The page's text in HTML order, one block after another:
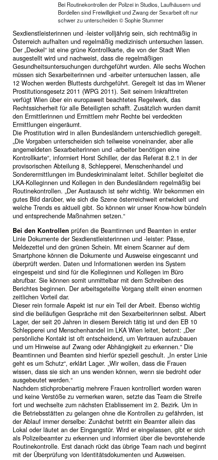
Bei Routinekontrollen der Polizei in Studios, Laufhäusern und
Bordellen sind Freiwilligkeit und Zwang der Sexarbeit oft nur
schwer zu unterscheiden © Sophie Stummer
Sexdienstleisterinnen und -leister volljährig sein, sich rechtmäßig in
Österreich aufhalten und regelmäßig medizinisch untersuchen lassen.
Der „Deckel“ ist eine grüne Kontrollkarte, die von der Stadt Wien
ausgestellt wird und nachweist, dass die regelmäßigen
Gesundheitsuntersuchungen durchgeführt wurden. Alle sechs Wochen
müssen sich Sexarbeiterinnen und -arbeiter untersuchen lassen, alle
12 Wochen werden Bluttests durchgeführt. Geregelt ist das im Wiener
Prostitutionsgesetz 2011 (WPG 2011). Seit seinem Inkrafttreten
verfügt Wien über ein europaweit beachtetes Regelwerk, das
Rechtssicherheit für alle Beteiligten schafft. Zusätzlich wurden damit
den Ermittlerinnen und Ermittlern mehr Rechte bei verdeckten
Ermittlungen eingeräumt.
Die Prostitution wird in allen Bundesländern unterschiedlich geregelt.
„Die Vorgaben unterscheiden sich teilweise voneinander, aber alle
angemeldeten Sexarbeiterinnen und -arbeiter benötigen eine
Kontrollkarte“, informiert Horst Schiller, der das Referat 8.2.1 in der
provisorischen Abteilung 8, Schlepperei, Menschenhandel und
Sonderermittlungen im Bundeskriminalamt leitet. Schiller begleitet die
LKA-Kolleginnen und Kollegen in den Bundesländern regelmäßig bei
Routinekontrollen. „Der Austausch ist sehr wichtig. Wir bekommen ein
gutes Bild darüber, wie sich die Szene österreichweit entwickelt und
welche Trends es aktuell gibt. So können wir unser Know-how bündeln
und entsprechende Maßnahmen setzen.“
Bei den Kontrollen prüfen die Beamtinnen und Beamten in erster
Linie Dokumente der Sexdienstleisterinnen und -leister: Pässe,
Meldezettel und den grünen Schein. Mit einem Scanner auf dem
Smartphone können die Dokumente und Ausweise eingescannt und
überprüft werden. Daten und Informationen werden ins System
eingespeist und sind für die Kolleginnen und Kollegen im Büro
abrufbar. Sie können somit unmittelbar mit dem Schreiben des
Berichtes beginnen. Der arbeitsgeteilte Vorgang stellt einen enormen
zeitlichen Vorteil dar.
Dieser rein formale Aspekt ist nur ein Teil der Arbeit. Ebenso wichtig
sind die beiläufigen Gespräche mit den Sexarbeiterinnen selbst. Albert
Lager, der seit 20 Jahren in diesem Bereich tätig ist und den EB 10
Schlepperei und Menschenhandel im LKA Wien leitet, betont: „Der
persönliche Kontakt ist oft entscheidend, um Vertrauen aufzubauen
und um Hinweise auf Zwang oder Abhängigkeit zu erkennen.“ Die
Beamtinnen und Beamten sind hierfür speziell geschult. „In erster Linie
geht es um Schutz“, erklärt Lager. „Wir wollen, dass die Frauen
wissen, dass sie sich an uns wenden können, wenn sie bedroht oder
ausgebeutet werden.“
Nachdem stichprobenartig mehrere Frauen kontrolliert worden waren
und keine Verstöße zu vermerken waren, setzte das Team die Streife
fort und wechselte zum nächsten Etablissement im 2. Bezirk. Um in
die Betriebsstätten zu gelangen ohne die Kontrollen zu gefährden, ist
der Ablauf immer derselbe: Zunächst betritt ein Beamter allein das
Lokal oder läutet an der Eingangstür. Wird er eingelassen, gibt er sich
als Polizeibeamter zu erkennen und informiert über die bevorstehende
Routinekontrolle. Erst danach rückt das übrige Team nach und beginnt
mit der Überprüfung von Identitätsdokumenten und Ausweisen.